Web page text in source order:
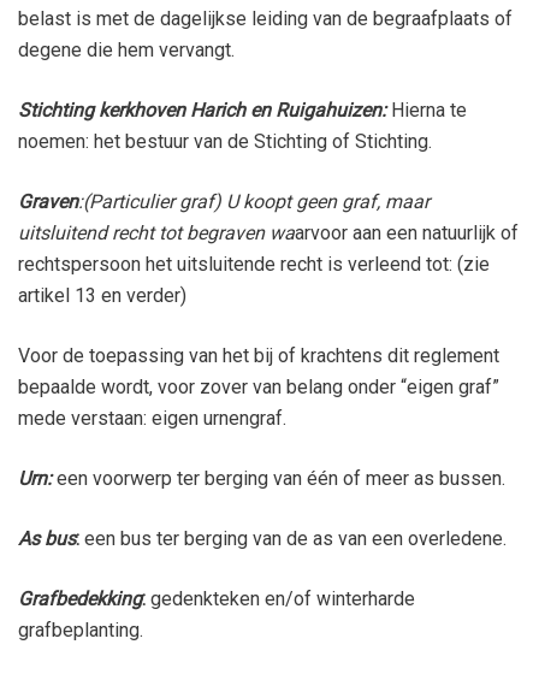
belast is met de dagelijkse leiding van de begraafplaats of
degene die hem vervangt.
Stichting kerkhoven Harich en Ruigahuizen: Hierna te
noemen: het bestuur van de Stichting of Stichting.
Graven:(Particulier graf) U koopt geen graf, maar
uitsluitend recht tot begraven waarvoor aan een natuurlijk of
rechtspersoon het uitsluitende recht is verleend tot: (zie
artikel 13 en verder)
Voor de toepassing van het bij of krachtens dit reglement
bepaalde wordt, voor zover van belang onder “eigen graf”
mede verstaan: eigen urnengraf.
Urn: een voorwerp ter berging van één of meer as bussen.
As bus: een bus ter berging van de as van een overledene.
Grafbedekking: gedenkteken en/of winterharde
grafbeplanting.